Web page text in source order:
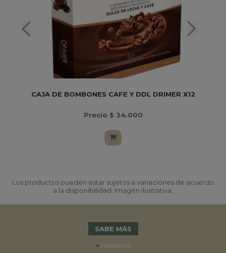
CAJA DE BOMBONES CAFE Y DDL DRIMER X12
Precio $ 34.000
Los productos pueden estar sujetos a variaciones de acuerdo
a la disponibilidad. Imagen ilustrativa.
SABE MÁS
• Nosotros